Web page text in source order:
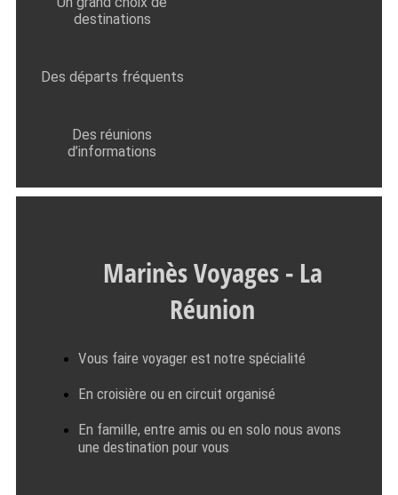
destinations
Des départs fréquents
Des réunions
d’informations
Marinès Voyages - La
Réunion
Vous faire voyager est notre spécialité
En croisière ou en circuit organisé
En famille, entre amis ou en solo nous avons
une destination pour vous